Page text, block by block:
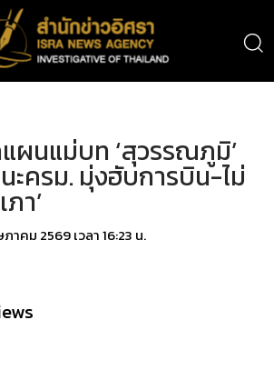
ผนแม่บท ‘สุวรรณภูมิ’
ะครม. มุ่งฮับการบิน-ไม่
า’
คม 2569 เวลา 16:23 น.